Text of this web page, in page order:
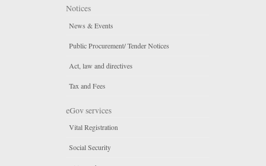
Notices
News & Events
Public Procurement/ Tender Notices
Act, law and directives
Tax and Fees
eGov services
Vital Registration
Social Security